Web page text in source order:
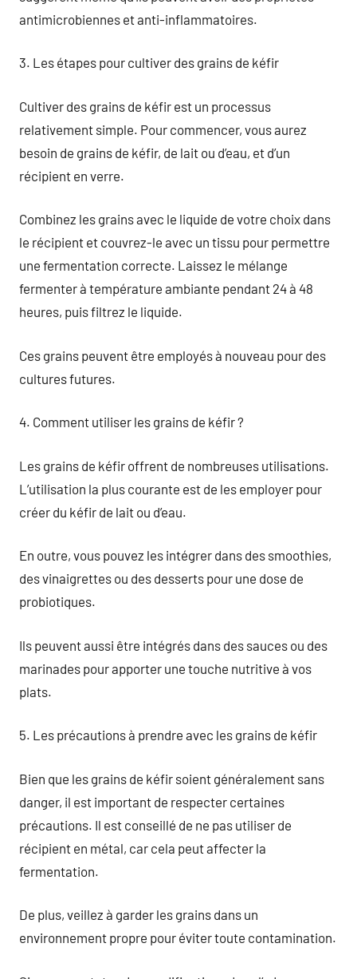
antimicrobiennes et anti-inflammatoires.
3. Les étapes pour cultiver des grains de kéfir
Cultiver des grains de kéfir est un processus
relativement simple. Pour commencer, vous aurez
besoin de grains de kéfir, de lait ou d’eau, et d’un
récipient en verre.
Combinez les grains avec le liquide de votre choix dans
le récipient et couvrez-le avec un tissu pour permettre
une fermentation correcte. Laissez le mélange
fermenter à température ambiante pendant 24 à 48
heures, puis filtrez le liquide.
Ces grains peuvent être employés à nouveau pour des
cultures futures.
4. Comment utiliser les grains de kéfir ?
Les grains de kéfir offrent de nombreuses utilisations.
L’utilisation la plus courante est de les employer pour
créer du kéfir de lait ou d’eau.
En outre, vous pouvez les intégrer dans des smoothies,
des vinaigrettes ou des desserts pour une dose de
probiotiques.
Ils peuvent aussi être intégrés dans des sauces ou des
marinades pour apporter une touche nutritive à vos
plats.
5. Les précautions à prendre avec les grains de kéfir
Bien que les grains de kéfir soient généralement sans
danger, il est important de respecter certaines
précautions. Il est conseillé de ne pas utiliser de
récipient en métal, car cela peut affecter la
fermentation.
De plus, veillez à garder les grains dans un
environnement propre pour éviter toute contamination.